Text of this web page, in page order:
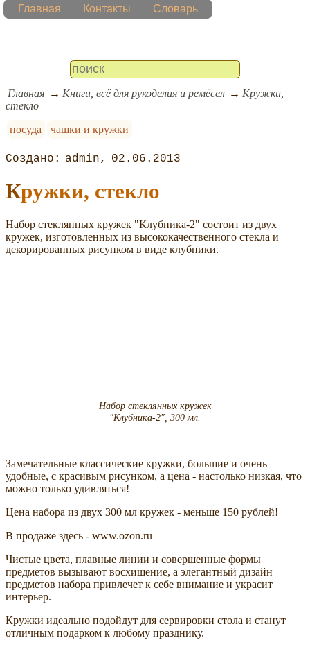
Главная Контакты Словарь
Главная Книги, всё для рукоделия и ремёсел
Кружки,
стекло
посуда
чашки и кружки
admin 02.06.2013
Кружки, стекло
Набор стеклянных кружек "Клубника-2" состоит из двух
кружек, изготовленных из высококачественного стекла и
декорированных рисунком в виде клубники.
Набор стеклянных кружек
"Клубника-2", 300 мл.
Замечательные классические кружки, большие и очень
удобные, с красивым рисунком, а цена - настолько низкая, что
можно только удивляться!
Цена набора из двух 300 мл кружек - меньше 150 рублей!
В продаже здесь - www.ozon.ru
Чистые цвета, плавные линии и совершенные формы
предметов вызывают восхищение, а элегантный дизайн
предметов набора привлечет к себе внимание и украсит
интерьер.
Кружки идеально подойдут для сервировки стола и станут
отличным подарком к любому празднику.